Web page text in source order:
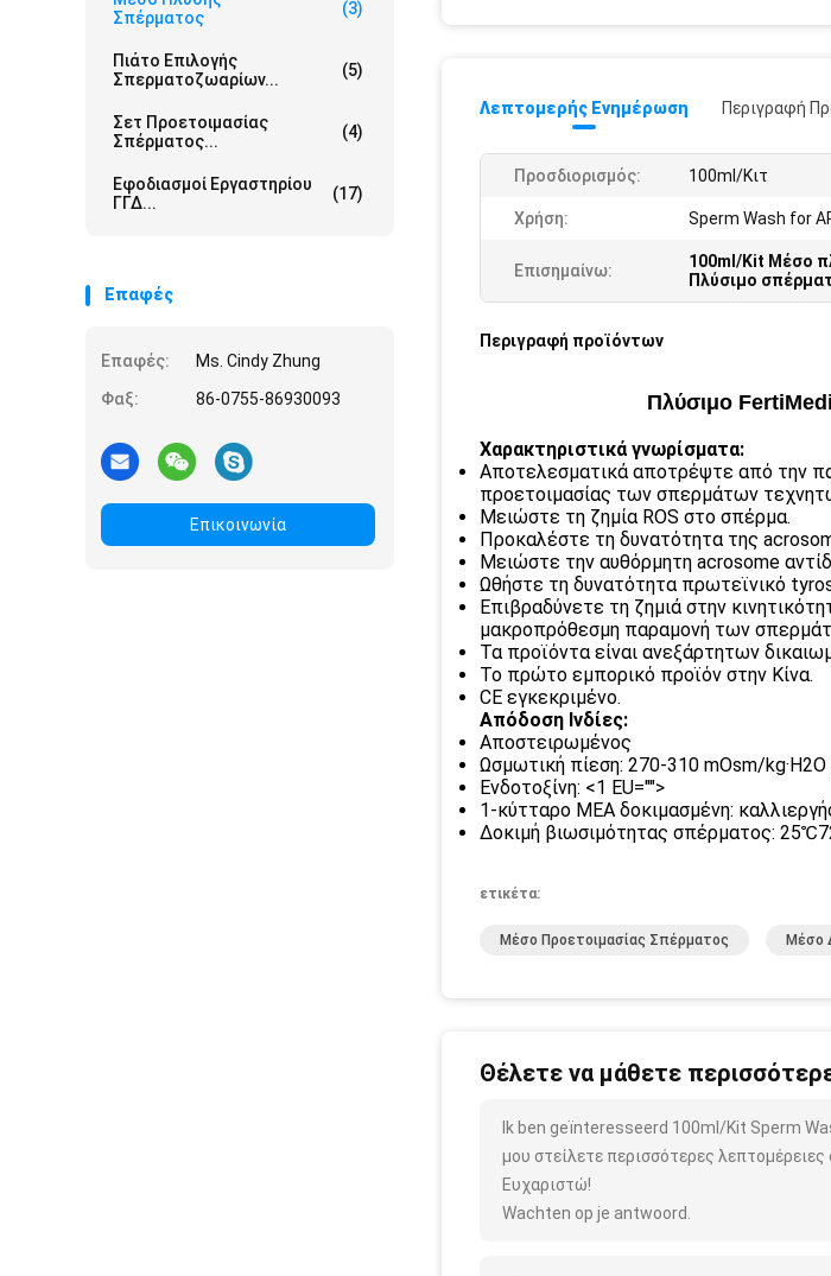
Σπέρματος
(3)
Πιάτο Επιλογής
Σπερματοζωαρίων...
(5)
Σετ Προετοιμασίας
Σπέρματος...
(4)
Εφοδιασμοί Εργαστηρίου
ΓΓΔ...
(17)
Επαφές
Επαφές:
Ms. Cindy Zhung
Φαξ:
86-0755-86930093
Επικοινωνία
Λεπτομερής Ενημέρωση Περιγραφή
Προσδιορισμός: 100ml/Κιτ
Χρήση: Sperm Wash for
Επισημαίνω: 100ml/Kit Μέσο
Πλύσιμο
Περιγραφή προϊόντων
Πλύσιμο
Χαρακτηριστικά γνωρίσματα:
Αποτελεσματικά αποτρέψτε από την
προετοιμασίας των σπερμάτων
Μειώστε τη ζημία ROS στο σπέρμα.
Προκαλέστε τη δυνατότητα της
Μειώστε την αυθόρμητη acrosome
Ωθήστε τη δυνατότητα πρωτεϊνικό
Επιβραδύνετε τη ζημιά στην
μακροπρόθεσμη παραμονή των
Τα προϊόντα είναι ανεξάρτητων
Το πρώτο εμπορικό προϊόν στην Κίνα.
CE εγκεκριμένο.
Απόδοση Ινδίες:
Αποστειρωμένος
Ωσμωτική πίεση: 270-310 mOsm/kg·H2O
Ενδοτοξίνη: <1 EU="">
1-κύτταρο MEA δοκιμασμένη:
Δοκιμή βιωσιμότητας σπέρματος:
ετικέτα:
Μέσο Προετοιμασίας Σπέρματος Μέσο
Θέλετε να μάθετε
Ik ben geïnteresseerd 100ml/Kit Sperm
μου στείλετε περισσότερες
Ευχαριστώ!
Wachten op je antwoord.